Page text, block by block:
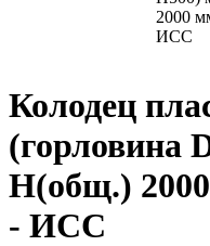
Колодец
(горловина
H(общ.)
- ИСС